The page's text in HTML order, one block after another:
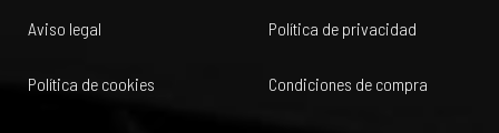
Aviso legal Política de privacidad
Política de cookies Condiciones de compra